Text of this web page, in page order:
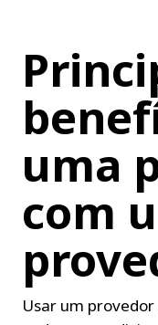
uma
com
Usar um